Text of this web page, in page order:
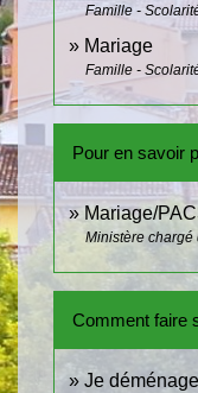
Famille -
Mariage
Famille -
Pour en savoir
Mariage/
Ministère chargé
Comment faire
Je déménage